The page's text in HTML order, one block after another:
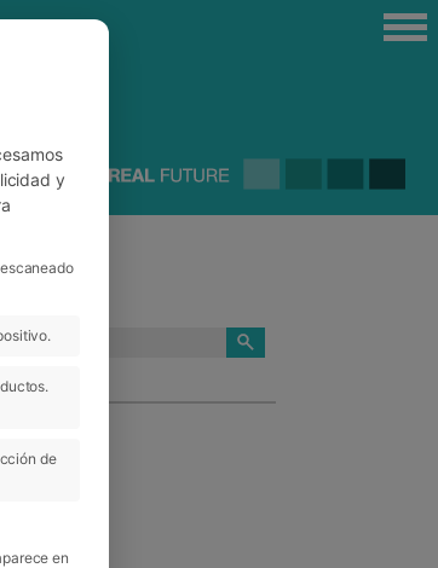
y
de
en